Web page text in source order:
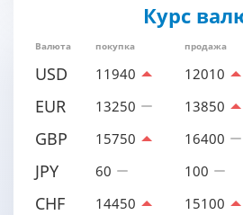
Курс
Валюта покупка продажа
USD 11940 12010
EUR 13250 13850
GBP 15750 16400
JPY 60 100
CHF 14450 15100